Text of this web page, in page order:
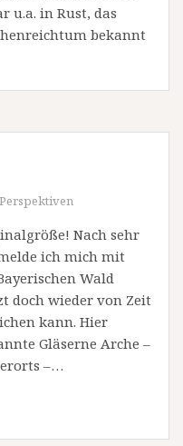
u.a. in Rust, das
bekannt
Perspektiven
Nach sehr
ich mich mit
Wald
doch wieder von Zeit
kann. Hier
Gläserne Arche –
–…